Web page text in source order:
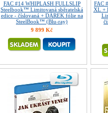
FAC #14 WHIPLASH FULLSLIP
Steelbook™ Limitovaná sběratelská
edice - číslovaná + DÁREK fólie na
SteelBook™ (Blu-ray)
9 899 Kč
FAC
XL +